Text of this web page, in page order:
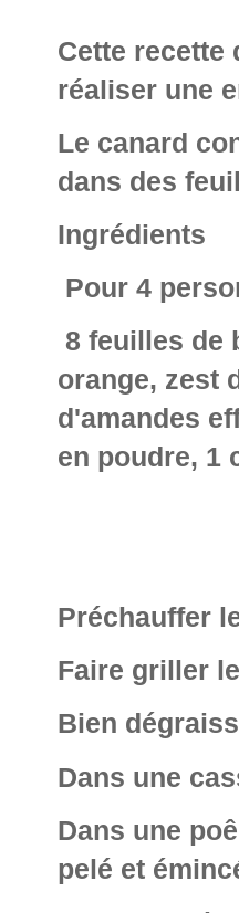
Cette recette
réaliser une
Le canard
dans des
Ingrédients
Pour 4
8 feuilles de
orange, zest
d'amandes
en poudre, 1
Préchauffer
Faire griller
Bien
Dans une
Dans une
pelé et